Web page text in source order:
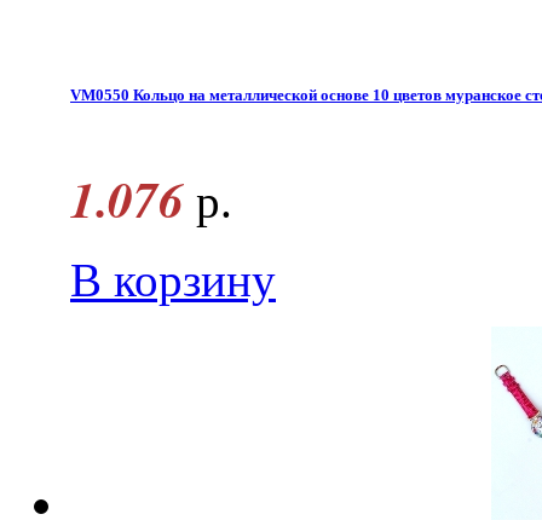
VM0550 Кольцо на металлической основе 10 цветов муранское
1.076 р.
В корзину